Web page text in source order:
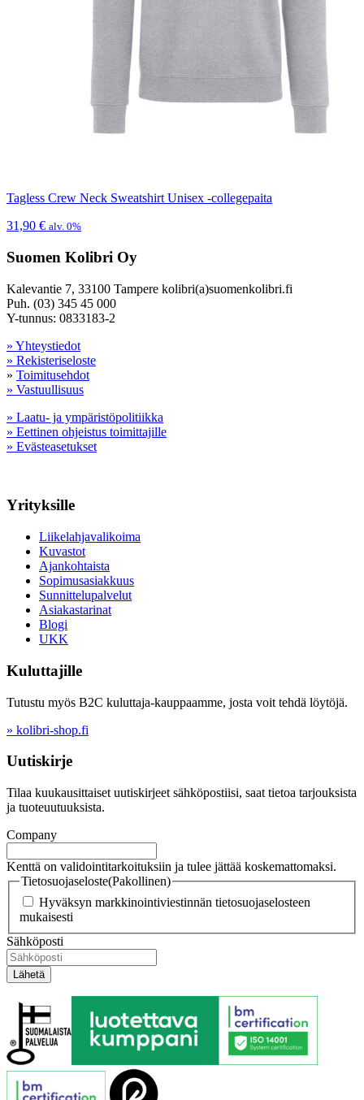
Tagless Crew Neck Sweatshirt Unisex -collegepaita
31,90 € alv. 0%
Suomen Kolibri Oy
Kalevantie 7, 33100 Tampere kolibri(a)suomenkolibri.fi
Puh. (03) 345 45 000
Y-tunnus: 0833183-2
» Yhteystiedot
» Rekisteriseloste
» Toimitusehdot
» Vastuullisuus
» Laatu- ja ympäristöpolitiikka
» Eettinen ohjeistus toimittajille
» Evästeasetukset
Yrityksille
Liikelahjavalikoima
Kuvastot
Ajankohtaista
Sopimusasiakkuus
Sunnittelupalvelut
Asiakastarinat
Blogi
UKK
Kuluttajille
Tutustu myös B2C kuluttaja-kauppaamme, josta voit tehdä löytöjä.
» kolibri-shop.fi
Uutiskirje
Tilaa kuukausittaiset uutiskirjeet sähköpostiisi, saat tietoa tarjouksista
ja tuoteuutuuksista.
Company
Kenttä on validointitarkoituksiin ja tulee jättää koskemattomaksi.
Tietosuojaseloste(Pakollinen)
Hyväksyn markkinointiviestinnän tietosuojaselosteen
mukaisesti
Sähköposti